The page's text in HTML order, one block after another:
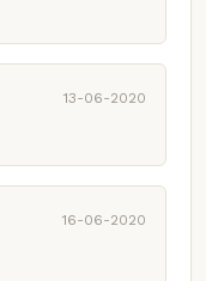
13-06-2020
16-06-2020